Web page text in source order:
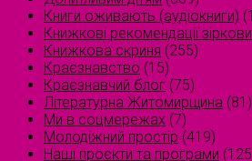
Книги оживають (аудіокниги)
Книжкові рекомендації
Книжкова скриня (255)
Краєзнавство (15)
Краєзнавчий блог (75)
Літературна Житомирщина (81)
Ми в соцмережах (7)
Молодіжний простір (419)
Наші проєкти та програми